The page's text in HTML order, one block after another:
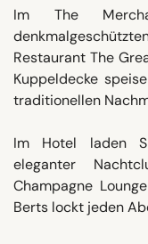
Im The
Restaurant The
Kuppeldecke
traditionellen
Im Hotel laden
eleganter
Champagne
Berts lockt jeden